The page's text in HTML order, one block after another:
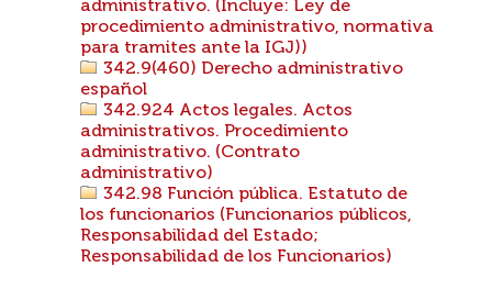
administrativo. (Incluye: Ley de
procedimiento administrativo, normativa
para tramites ante la IGJ))
342.9(460) Derecho administrativo
español
342.924 Actos legales. Actos
administrativos. Procedimiento
administrativo. (Contrato
administrativo)
342.98 Función pública. Estatuto de
los funcionarios (Funcionarios públicos,
Responsabilidad del Estado;
Responsabilidad de los Funcionarios)